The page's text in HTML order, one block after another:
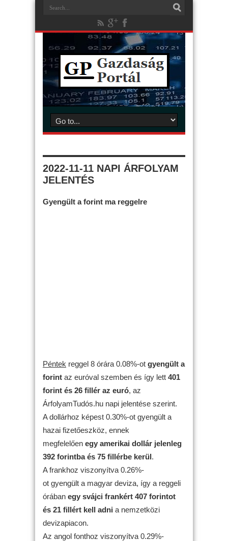
2022-11-11 NAPI ÁRFOLYAM
JELENTÉS
Gyengült a forint ma reggelre
Péntek reggel 8 órára 0.08%-ot gyengült a
forint az euróval szemben és így lett 401
forint és 26 fillér az euró, az
ÁrfolyamTudós.hu napi jelentése szerint.
A dollárhoz képest 0.30%-ot gyengült a
hazai fizetőeszköz, ennek
megfelelően egy amerikai dollár jelenleg
392 forintba és 75 fillérbe kerül.
A frankhoz viszonyítva 0.26%-
ot gyengült a magyar deviza, így a reggeli
órában egy svájci frankért 407 forintot
és 21 fillért kell adni a nemzetközi
devizapiacon.
Az angol fonthoz viszonyítva 0.29%-